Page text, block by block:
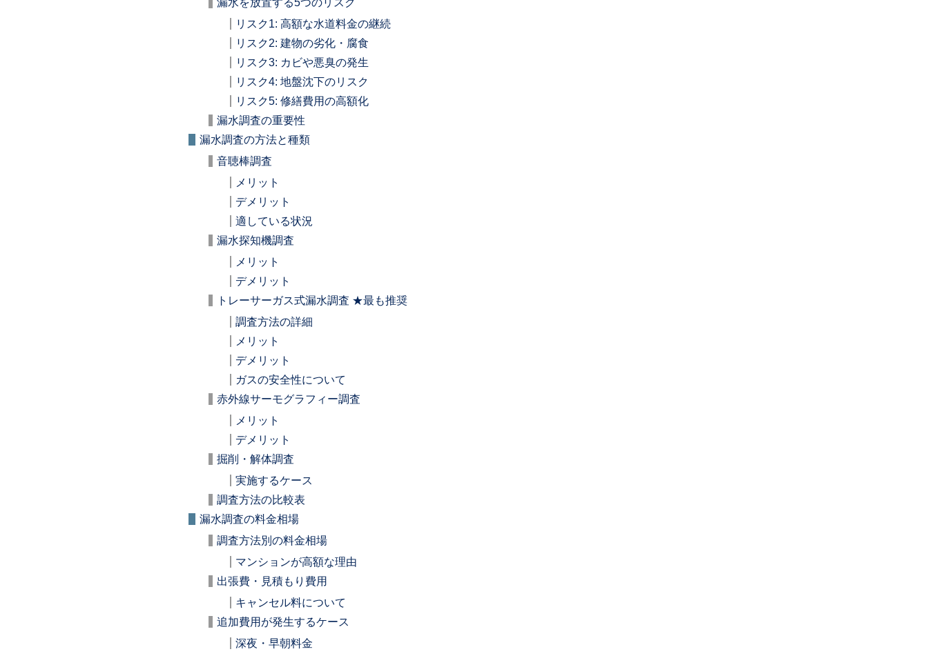
漏水を放置する5つのリスク
リスク1: 高額な水道料金の継続
リスク2: 建物の劣化・腐食
リスク3: カビや悪臭の発生
リスク4: 地盤沈下のリスク
リスク5: 修繕費用の高額化
漏水調査の重要性
漏水調査の方法と種類
音聴棒調査
メリット
デメリット
適している状況
漏水探知機調査
メリット
デメリット
トレーサーガス式漏水調査 ★最も推奨
調査方法の詳細
メリット
デメリット
ガスの安全性について
赤外線サーモグラフィー調査
メリット
デメリット
掘削・解体調査
実施するケース
調査方法の比較表
漏水調査の料金相場
調査方法別の料金相場
マンションが高額な理由
出張費・見積もり費用
キャンセル料について
追加費用が発生するケース
深夜・早朝料金